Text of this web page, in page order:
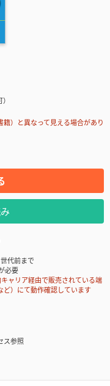
）と異なって見える場合があり
代前まで
必要
ャリア経由で販売されている端
ど）にて動作確認しています
ス参照